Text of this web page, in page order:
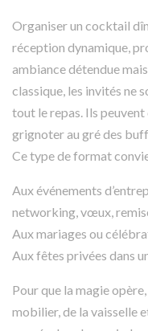
Organiser un cocktail
réception dynamique,
ambiance détendue
classique, les invités ne
tout le repas. Ils
grignoter au gré des
Ce type de format
Aux événements
networking, vœux,
Aux mariages ou
Aux fêtes privées dans
Pour que la magie opère,
mobilier, de la vaisselle